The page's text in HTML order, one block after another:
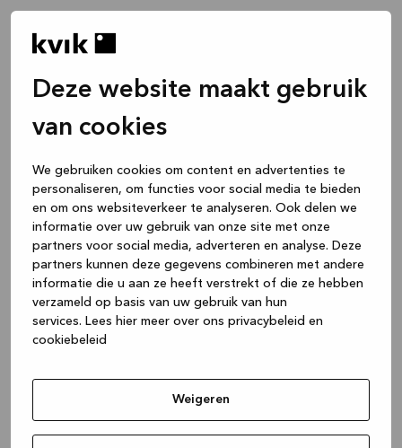
Deze website maakt gebruik
van cookies
We gebruiken cookies om content en advertenties te
personaliseren, om functies voor social media te bieden
en om ons websiteverkeer te analyseren. Ook delen we
informatie over uw gebruik van onze site met onze
partners voor social media, adverteren en analyse. Deze
partners kunnen deze gegevens combineren met andere
informatie die u aan ze heeft verstrekt of die ze hebben
verzameld op basis van uw gebruik van hun
services. Lees hier meer over ons privacybeleid en
cookiebeleid
Weigeren
(see the browser console for more
information).